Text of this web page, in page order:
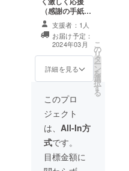
てロゴ画像を
送っていただき
ますのでその旨
ご了承ください
ませ。 ・移転後
リニューアル
オープン出来次
第、掲載を開始
させて頂きます
・掲載期間：新
店舗オープンか
ら12ヶ月 ※オー
プン日が遅れる
場合がありま
す。その場合は
終了日も後倒し
となります。 ※
（感謝の手紙）
「リターン不
要、ただ支
援！」という方
は、こちらをお
選び下さい。感
謝のお手紙をお
持ちを有り難く
頂戴し、励みと
させて頂きま
す。
支援者：1人
お届け予定：
2024年03月
詳細を見る
こ
の
リ
タ
ー
ン
を
選
択
す
る
このプロ
ジェクト
は、 All-In方
式です。
目標金額に